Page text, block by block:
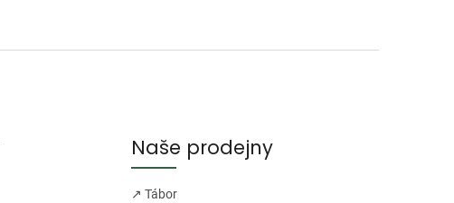
Naše prodejny
↗ Tábor